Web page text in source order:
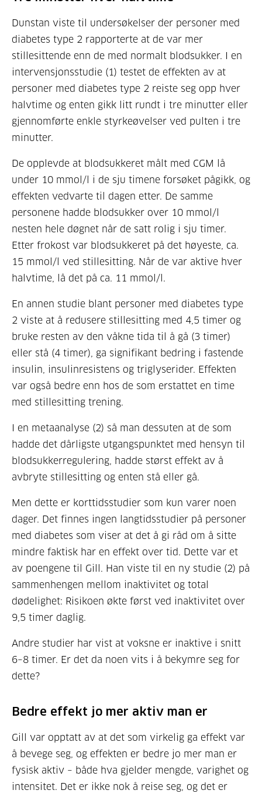
Dunstan viste til undersøkelser der personer med
diabetes type 2 rapporterte at de var mer
stillesittende enn de med normalt blodsukker. I en
intervensjonsstudie (1) testet de effekten av at
personer med diabetes type 2 reiste seg opp hver
halvtime og enten gikk litt rundt i tre minutter eller
gjennomførte enkle styrkeøvelser ved pulten i tre
minutter.
De opplevde at blodsukkeret målt med CGM lå
under 10 mmol/l i de sju timene forsøket pågikk, og
effekten vedvarte til dagen etter. De samme
personene hadde blodsukker over 10 mmol/l
nesten hele døgnet når de satt rolig i sju timer.
Etter frokost var blodsukkeret på det høyeste, ca.
15 mmol/l ved stillesitting. Når de var aktive hver
halvtime, lå det på ca. 11 mmol/l.
En annen studie blant personer med diabetes type
2 viste at å redusere stillesitting med 4,5 timer og
bruke resten av den våkne tida til å gå (3 timer)
eller stå (4 timer), ga signifikant bedring i fastende
insulin, insulinresistens og triglyserider. Effekten
var også bedre enn hos de som erstattet en time
med stillesitting trening.
I en metaanalyse (2) så man dessuten at de som
hadde det dårligste utgangspunktet med hensyn til
blodsukkerregulering, hadde størst effekt av å
avbryte stillesitting og enten stå eller gå.
Men dette er korttidsstudier som kun varer noen
dager. Det finnes ingen langtidsstudier på personer
med diabetes som viser at det å gi råd om å sitte
mindre faktisk har en effekt over tid. Dette var et
av poengene til Gill. Han viste til en ny studie (2) på
sammenhengen mellom inaktivitet og total
dødelighet: Risikoen økte først ved inaktivitet over
9,5 timer daglig.
Andre studier har vist at voksne er inaktive i snitt
6–8 timer. Er det da noen vits i å bekymre seg for
dette?
Bedre effekt jo mer aktiv man er
Gill var opptatt av at det som virkelig ga effekt var
å bevege seg, og effekten er bedre jo mer man er
fysisk aktiv – både hva gjelder mengde, varighet og
intensitet. Det er ikke nok å reise seg, og det er